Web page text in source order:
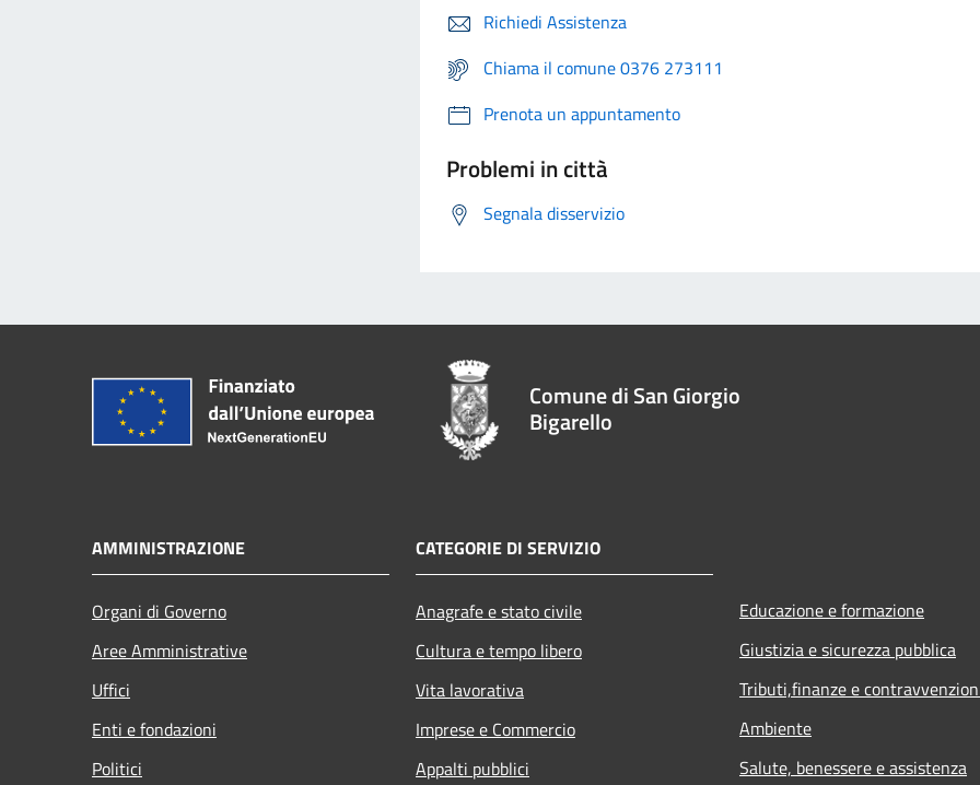
Richiedi Assistenza
Chiama il comune 0376 273111
Prenota un appuntamento
Problemi in città
Segnala disservizio
Comune di San Giorgio
Bigarello
AMMINISTRAZIONE
Organi di Governo
Aree Amministrative
Uffici
Enti e fondazioni
Politici
CATEGORIE DI SERVIZIO
Anagrafe e stato civile
Cultura e tempo libero
Vita lavorativa
Imprese e Commercio
Appalti pubblici
Educazione e formazione
Giustizia e sicurezza pubblica
Tributi,finanze e
Ambiente
Salute, benessere e assistenza